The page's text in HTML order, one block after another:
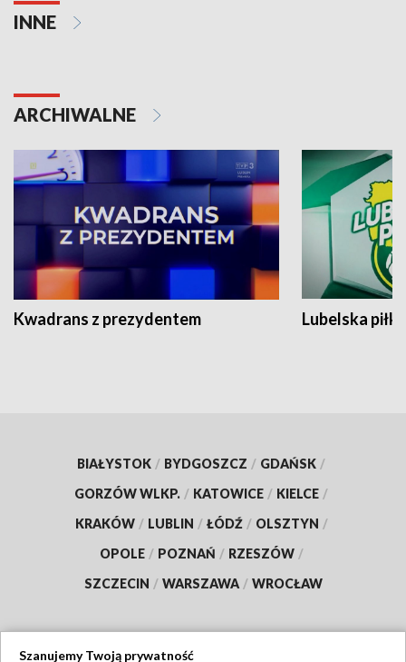
INNE
ARCHIWALNE
Kwadrans z prezydentem Lubelska piłka
BIAŁYSTOK / BYDGOSZCZ / GDAŃSK /
GORZÓW WLKP. / KATOWICE / KIELCE /
KRAKÓW / LUBLIN / ŁÓDŹ / OLSZTYN /
OPOLE / POZNAŃ / RZESZÓW /
SZCZECIN / WARSZAWA / WROCŁAW
Szanujemy Twoją prywatność